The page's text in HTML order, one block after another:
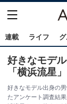
連載 ライフ
好きなモデ
「横浜流星
好きなモデル出身の
たアンケート調査結